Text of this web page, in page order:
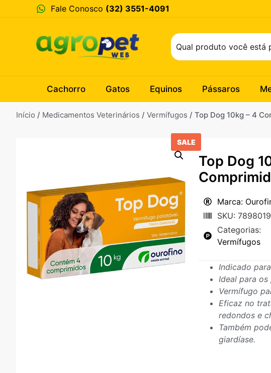
Fale Conosco (32) 3551-4091
Cachorro Gatos Equinos Pássaros
Início / Medicamentos Veterinários / Vermífugos / Top Dog 10kg – 4
SALE
Top Dog
Marca:
SKU:
Categorias:
Vermífugos
Indicado
Ideal para
Vermífugo
Eficaz no
redondos e
Também
giardíase.